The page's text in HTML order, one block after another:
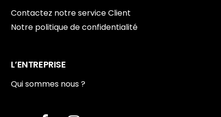
Contactez notre service Client
Notre politique de confidentialité
L’ENTREPRISE
Qui sommes nous ?